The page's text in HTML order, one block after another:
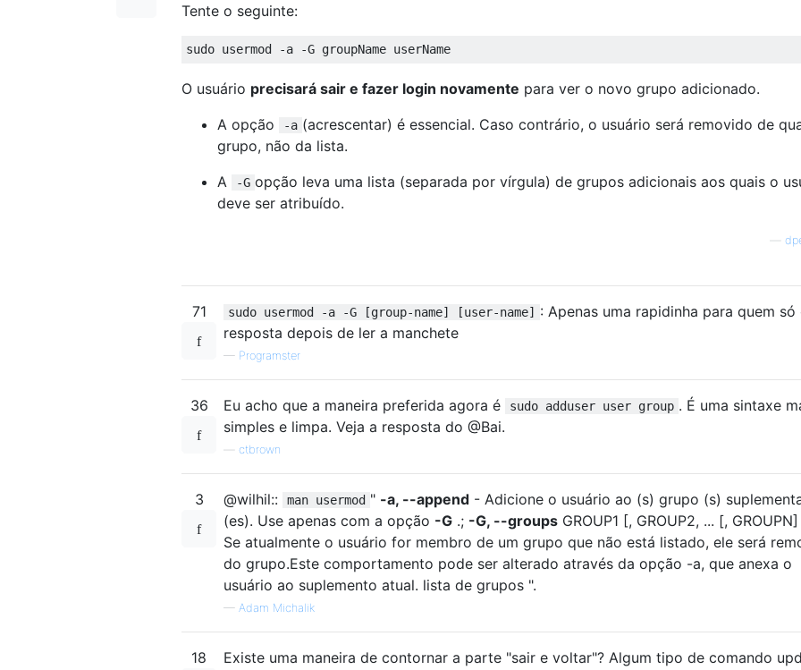
Tente o seguinte:
O usuário precisará sair e fazer login novamente para ver o novo grupo adicionado.
A opção
-a (acrescentar) é essencial. Caso contrário, o usuário será removido de
grupo, não da lista.
A
-G opção leva uma lista (separada por vírgula) de grupos adicionais aos quais o
deve ser atribuído.
71 sudo usermod -a -G [group-name] [user-name] : Apenas uma rapidinha para quem só
resposta depois de ler a manchete
— Programster
36 Eu acho que a maneira preferida agora é sudo adduser user group . É uma sintaxe
simples e limpa. Veja a resposta do @Bai.
ctbrown
3 @wilhil:: man usermod " -a, --append - Adicione o usuário ao (s) grupo (s)
(es). Use apenas com a opção -G .; -G, --groups GROUP1 [, GROUP2, ... [,
Se atualmente o usuário for membro de um grupo que não está listado, ele será
do grupo.Este comportamento pode ser alterado através da opção -a, que anexa o
usuário ao suplemento atual. lista de grupos ".
— Adam Michalik
18
Existe uma maneira de contornar a parte "sair e voltar"? Algum tipo de comando